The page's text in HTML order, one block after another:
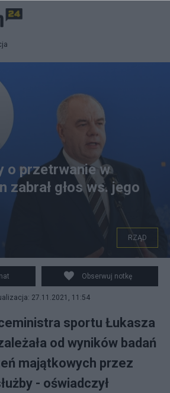
o przetrwanie w
zabrał głos ws. jego
RZĄD
Obserwuj notkę
27.11.2021, 11:54
sportu Łukasza
od wyników badań
majątkowych przez
- oświadczył